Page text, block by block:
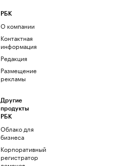
РБК
О компании
Контактная
информация
Редакция
Размещение
рекламы
Другие
продукты
РБК
Облако для
бизнеса
Корпоративный
регистратор